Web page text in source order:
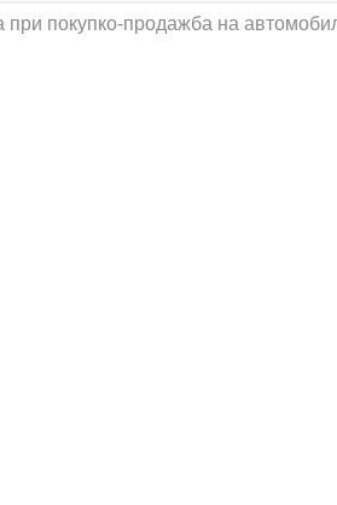
при покупко-продажба на